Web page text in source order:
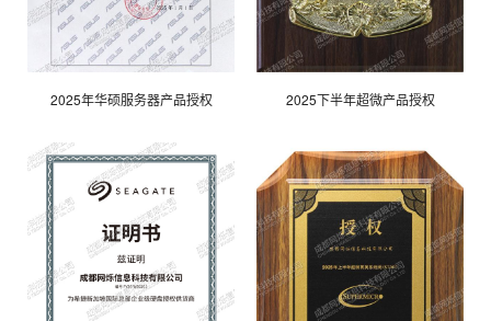
2025年华硕服务器产品授权 2025下半年超微产品授权